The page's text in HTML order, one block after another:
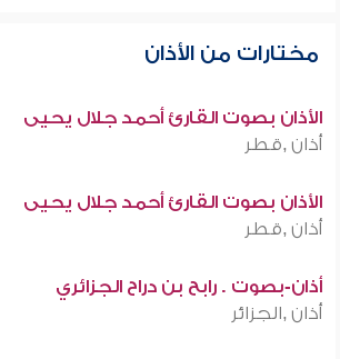
مختارات من الأذان
الأذان بصوت القارئ أحمد جلال يحيى
أذان ,قطر
الأذان بصوت القارئ أحمد جلال يحيى
أذان ,قطر
أذان-بصوت . رابح بن دراح الجزائري
أذان ,الجزائر